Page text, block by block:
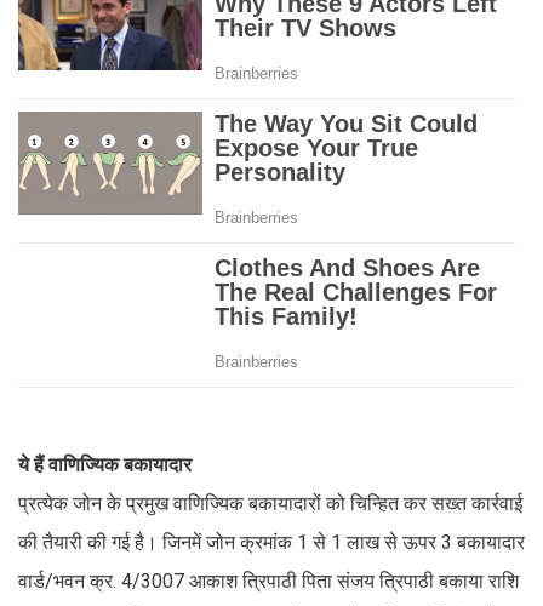
ये हैं वाणिज्यिक बकायादार
प्रत्येक जोन के प्रमुख वाणिज्यिक बकायादारों को चिन्हित कर सख्त कार्रवाई
की तैयारी की गई है। जिनमें जोन क्रमांक 1 से 1 लाख से ऊपर 3 बकायादार
वार्ड/भवन क्र. 4/3007 आकाश त्रिपाठी पिता संजय त्रिपाठी बकाया राशि